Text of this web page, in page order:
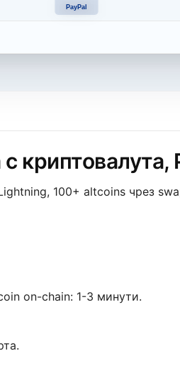
PayPal
криптовалута,
100+ altcoins чрез
on-chain: 1-3 минути.